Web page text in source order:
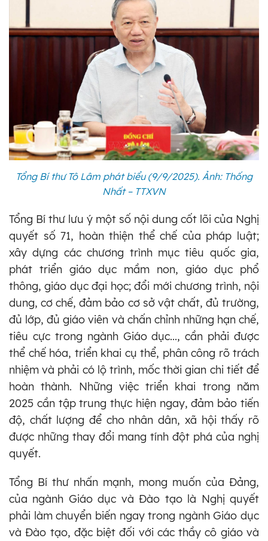
Tổng Bí thư Tô Lâm phát biểu (9/9/2025). Ảnh: Thống
Nhất – TTXVN
Tổng Bí thư lưu ý một số nội dung cốt lõi của Nghị
quyết số 71, hoàn thiện thể chế của pháp luật;
xây dựng các chương trình mục tiêu quốc gia,
phát triển giáo dục mầm non, giáo dục phổ
thông, giáo dục đại học; đổi mới chương trình, nội
dung, cơ chế, đảm bảo cơ sở vật chất, đủ trường,
đủ lớp, đủ giáo viên và chấn chỉnh những hạn chế,
tiêu cực trong ngành Giáo dục..., cần phải được
thể chế hóa, triển khai cụ thể, phân công rõ trách
nhiệm và phải có lộ trình, mốc thời gian chi tiết để
hoàn thành. Những việc triển khai trong năm
2025 cần tập trung thực hiện ngay, đảm bảo tiến
độ, chất lượng để cho nhân dân, xã hội thấy rõ
được những thay đổi mang tính đột phá của nghị
quyết.
Tổng Bí thư nhấn mạnh, mong muốn của Đảng,
của ngành Giáo dục và Đào tạo là Nghị quyết
phải làm chuyển biến ngay trong ngành Giáo dục
và Đào tạo, đặc biệt đối với các thầy cô giáo và